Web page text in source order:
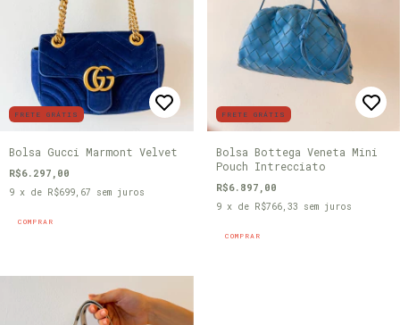
FRETE GRÁTIS
Bolsa Gucci Marmont Velvet
R$6.297,00
9 x de R$699,67 sem juros
COMPRAR
FRETE GRÁTIS
Bolsa Bottega Veneta Mini
Pouch Intrecciato
R$6.897,00
9 x de R$766,33 sem juros
COMPRAR